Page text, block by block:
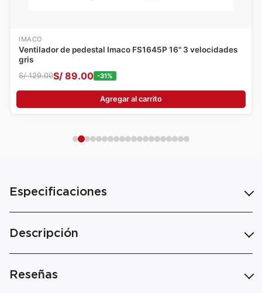
IMACO
Ventilador de pedestal Imaco FS1645P 16" 3 velocidades
gris
S/ 129.00S/ 89.00 -31%
Agregar al carrito
Especificaciones
Descripción
Reseñas